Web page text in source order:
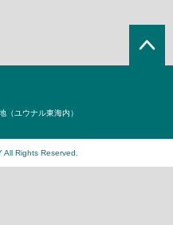
ユウナル東海内）
Rights Reserved.